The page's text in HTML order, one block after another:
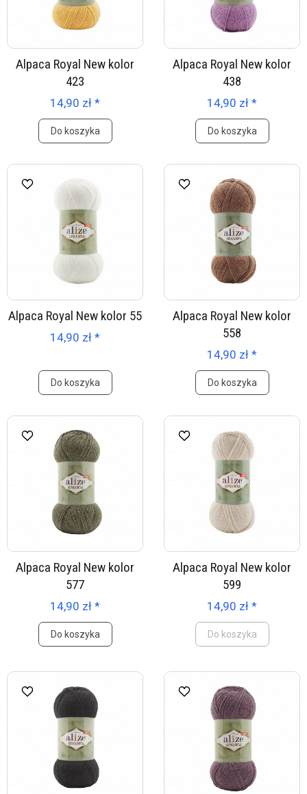
Alpaca Royal New kolor
423
14,90 zł *
Do koszyka
Alpaca Royal New kolor
438
14,90 zł *
Do koszyka
Alpaca Royal New kolor 55
14,90 zł *
Do koszyka
Alpaca Royal New kolor
558
14,90 zł *
Do koszyka
Alpaca Royal New kolor
577
14,90 zł *
Do koszyka
Alpaca Royal New kolor
599
14,90 zł *
Do koszyka